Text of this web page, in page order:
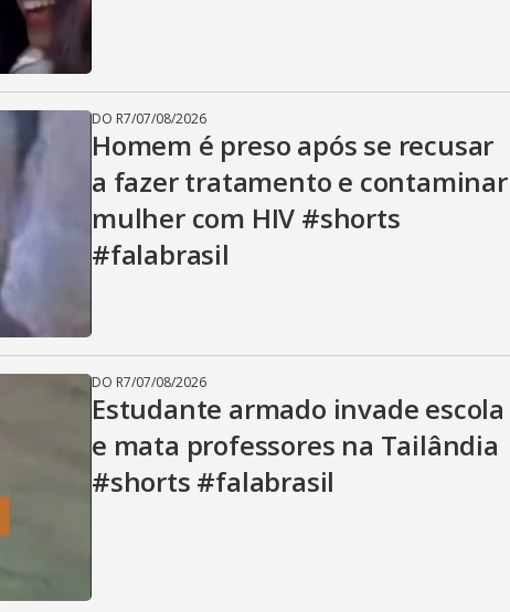
DO R7/07/08/2026
Homem é preso após se recusar
a fazer tratamento e contaminar
mulher com HIV #shorts
#falabrasil
DO R7/07/08/2026
Estudante armado invade escola
e mata professores na Tailândia
#shorts #falabrasil